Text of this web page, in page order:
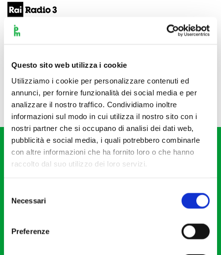
Questo sito web utilizza i cookie
Utilizziamo i cookie per personalizzare contenuti ed
annunci, per fornire funzionalità dei social media e per
analizzare il nostro traffico. Condividiamo inoltre
informazioni sul modo in cui utilizza il nostro sito con i
nostri partner che si occupano di analisi dei dati web,
pubblicità e social media, i quali potrebbero combinarle
con altre informazioni che ha fornito loro o che hanno
raccolto dal suo utilizzo dei loro servizi.
delNecessari
Preferenze
Fondazione I Pomeriggi Musicali
Partita Iva 04410060158